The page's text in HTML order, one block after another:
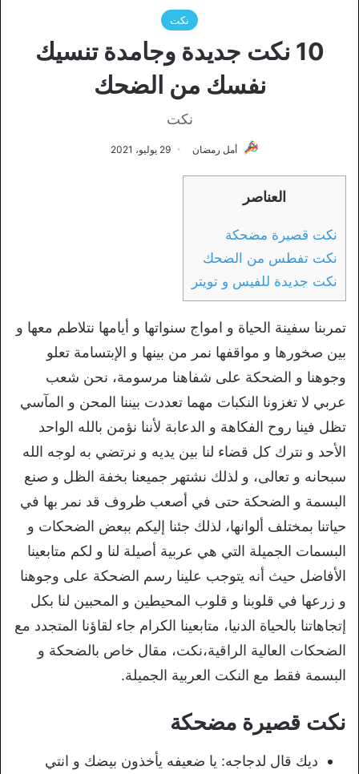
نكت
10 نكت جديدة وجامدة تنسيك
نفسك من الضحك
نكت
أمل رمضان 29 يوليو، 2021
العناصر
نكت قصيرة مضحكة
نكت تفطس من الضحك
نكت جديدة للفيس و تويتر
تمربنا سفينة الحياة و امواج سنواتها و أيامها نتلاطم معها و
بين صخورها و مواقفها نمر من بينها و الإبتسامة تعلو
وجوهنا و الضحكة على شفاهنا مرسومة، نحن شعب
عربي لا تغزونا النكبات مهما تعددت بيننا المحن و المآسي
تظل فينا روح الفكاهة و الدعابة لأننا نؤمن بالله الواحد
الأحد و نترك كل قضاء لنا بين يديه و نرتضي به لوجه الله
سبحانه و تعالى، و لذلك نشتهر جميعنا بخفة الظل و صنع
البسمة و الضحكة حتى في أصعب ظروف قد نمر بها في
حياتنا بمختلف ألوانها، لذلك جئنا إليكم ببعض الضحكات و
البسمات الجميلة التي هي عربية أصيلة لنا و لكم متابعينا
الأفاضل حيث أنه يتوجب علينا رسم الضحكة على وجوهنا
و زرعها في قلوبنا و قلوب المحيطين و المحبين لنا بكل
إتجاهاتنا بالحياة الدنيا، متابعينا الكرام جاء لقاؤنا المتجدد مع
الضحكات العالية الراقية،نكت، مقال خاص بالضحكة و
البسمة فقط مع النكت العربية الجميلة.
نكت قصيرة مضحكة
ديك قال لدجاجه: يا ضعيفه يأخذون بيضك و انتي